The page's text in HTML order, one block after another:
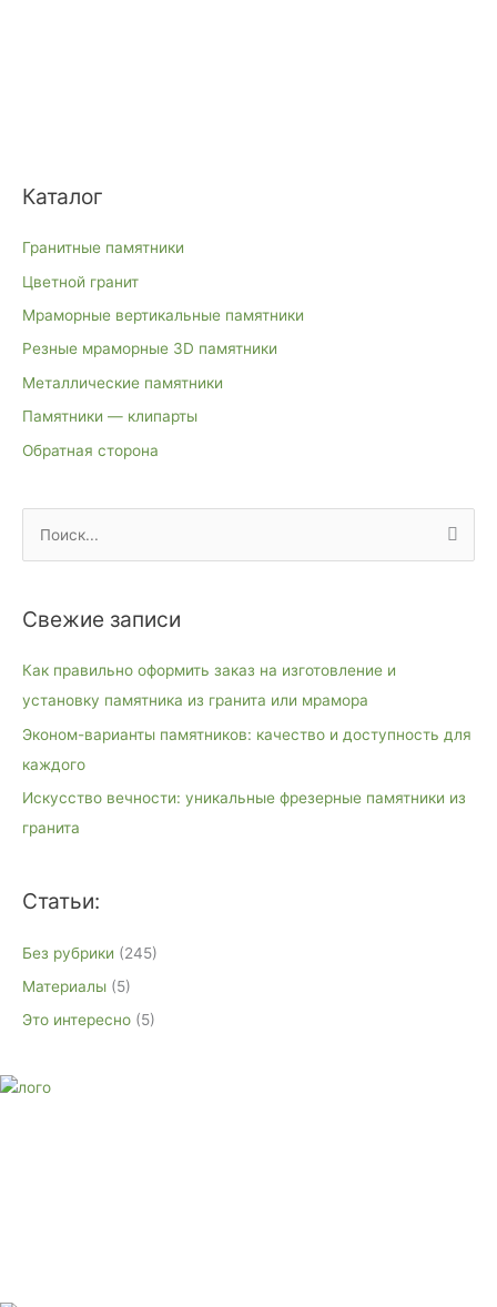
Каталог
Гранитные памятники
Цветной гранит
Мраморные вертикальные памятники
Резные мраморные 3D памятники
Металлические памятники
Памятники — клипарты
Обратная сторона
с
Свежие записи
Как правильно оформить заказ на изготовление и
установку памятника из гранита или мрамора
Эконом-варианты памятников: качество и доступность для
каждого
Искусство вечности: уникальные фрезерные памятники из
гранита
Статьи:
Без рубрики (245)
Материалы (5)
Это интересно (5)